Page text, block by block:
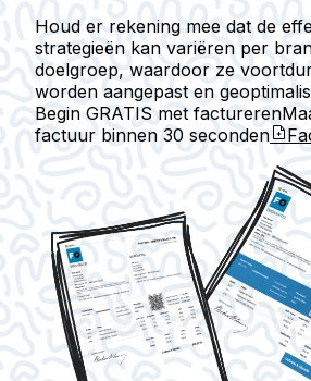
Houd er rekening mee dat de
strategieën kan variëren per
doelgroep, waardoor ze
worden aangepast en
Begin GRATIS met factureren
factuur binnen 30 seconden